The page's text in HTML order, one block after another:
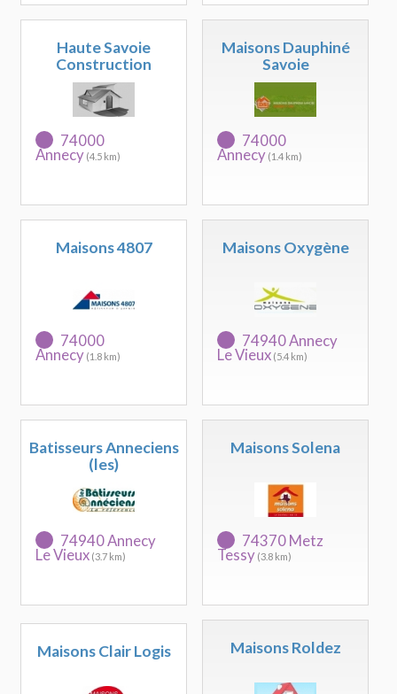
Haute Savoie
Construction
74000
Annecy (4.5 km)
Maisons Dauphiné
Savoie
74000
Annecy (1.4 km)
Maisons 4807
74000
Annecy (1.8 km)
Maisons Oxygène
74940 Annecy
Le Vieux (5.4 km)
Batisseurs Anneciens
(les)
74940 Annecy
Le Vieux (3.7 km)
Maisons Solena
74370 Metz
Tessy (3.8 km)
Maisons Clair Logis Maisons Roldez